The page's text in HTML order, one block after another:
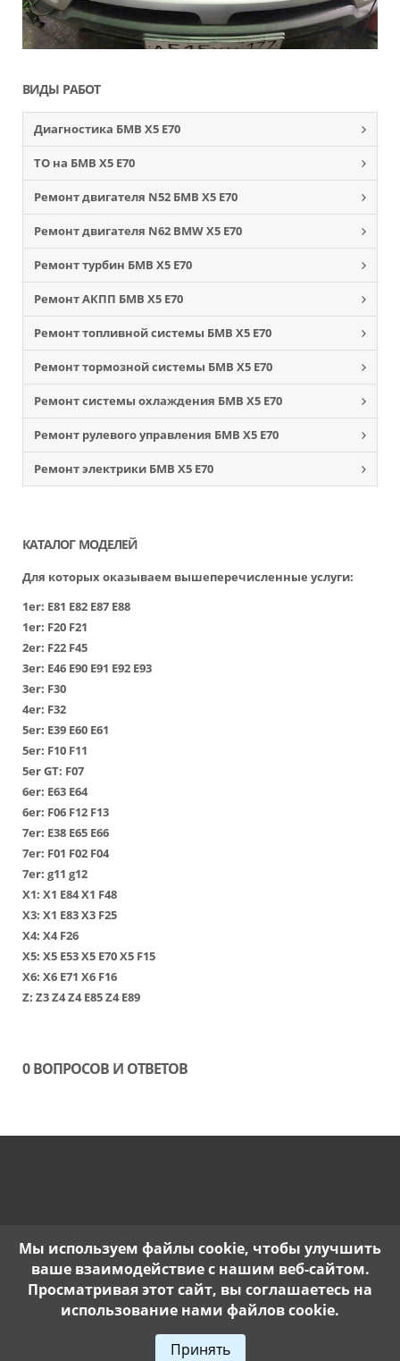
ВИДЫ РАБОТ
Диагностика БМВ Х5 Е70
ТО на БМВ Х5 Е70
Ремонт двигателя N52 БМВ Х5 Е70
Ремонт двигателя N62 BMW Х5 Е70
Ремонт турбин БМВ Х5 Е70
Ремонт АКПП БМВ Х5 Е70
Ремонт топливной системы БМВ Х5 Е70
Ремонт тормозной системы БМВ Х5 Е70
Ремонт системы охлаждения БМВ Х5 Е70
Ремонт рулевого управления БМВ Х5 Е70
Ремонт электрики БМВ Х5 Е70
КАТАЛОГ МОДЕЛЕЙ
Для которых оказываем вышеперечисленные услуги:
1er: Е81 Е82 Е87 Е88
1er: F20 F21
2er: F22 F45
3er: Е46 Е90 Е91 Е92 Е93
3er: F30
4er: F32
5er: Е39 Е60 Е61
5er: F10 F11
5er GT: F07
6er: Е63 Е64
6er: F06 F12 F13
7er: Е38 Е65 Е66
7er: F01 F02 F04
7er: g11 g12
Х1: Х1 Е84Х1 F48
Х3: Х1 Е83Х3 F25
Х4: Х4 F26
Х5: Х5 Е53Х5 Е70Х5 F15
Х6: Х6 Е71 Х6 F16
Z: Z3Z4Z4 E85Z4 E89
0 ВОПРОСОВ И ОТВЕТОВ
Политика конфиденциальности
Мы используем файлы cookie, чтобы улучшить
ваше взаимодействие с нашим веб-сайтом.
Просматривая этот сайт, вы соглашаетесь на
использование нами файлов cookie.
Принять